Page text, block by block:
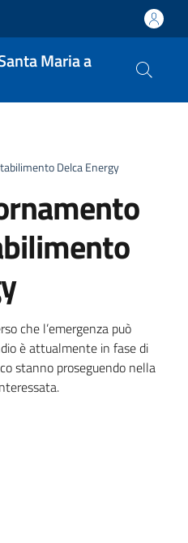
Maria a
Delca Energy
che l’emergenza può
è attualmente in fase di
stanno proseguendo nella